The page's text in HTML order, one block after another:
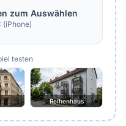
zum Auswählen
(iPhone)
testen
Reihenhaus